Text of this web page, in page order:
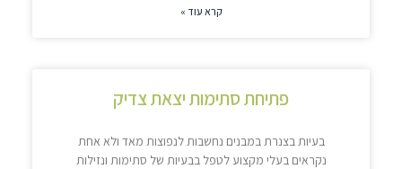
קרא עוד »
פתיחת סתימות יצאת צדיק
בעיות בצנרת במבנים נחשבות לנפוצות מאד ולא אחת
נקראים בעלי מקצוע לטפל בבעיות של סתימות ונזילות